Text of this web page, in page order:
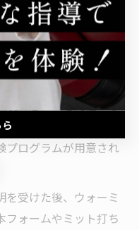
体験から
、まず体験レッスンに
は、実際のトレーニ
ーの指導スタイルを
境かどうかを見極める
では、女性が安心し
プログラムが用意され
受けた後、ウォーミ
フォームやミット打ち